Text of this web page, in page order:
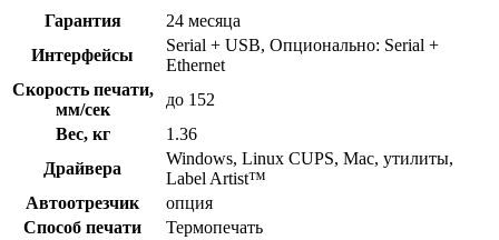
Гарантия
24 месяца
Интерфейсы
Serial + USB, Опционально: Serial +
Ethernet
Скорость печати,
мм/сек
до 152
Вес, кг
1.36
Драйвера
Windows, Linux CUPS, Mac, утилиты,
Label Artist™
Автоотрезчик
опция
Способ печати
Термопечать